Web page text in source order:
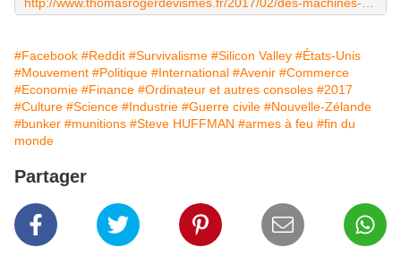
#Facebook #Reddit #Survivalisme #Silicon Valley #États-Unis
#Mouvement #Politique #International #Avenir #Commerce
#Economie #Finance #Ordinateur et autres consoles #2017
#Culture #Science #Industrie #Guerre civile #Nouvelle-Zélande
#bunker #munitions #Steve HUFFMAN #armes à feu #fin du
monde
Partager